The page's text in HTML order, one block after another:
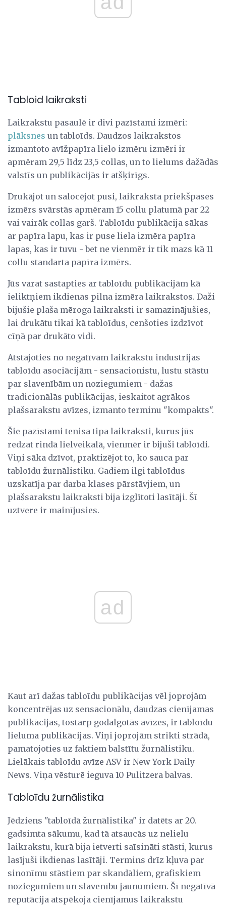
Tabloid laikraksti
Laikrakstu pasaulē ir divi pazīstami izmēri:
plāksnes un tabloīds. Daudzos laikrakstos
izmantoto avīžpapīra lielo izmēru izmēri ir
apmēram 29,5 līdz 23,5 collas, un to lielums dažādās
valstīs un publikācijās ir atšķirīgs.
Drukājot un salocējot pusi, laikraksta priekšpases
izmērs svārstās apmēram 15 collu platumā par 22
vai vairāk collas garš. Tabloīdu publikācija sākas
ar papīra lapu, kas ir puse liela izmēra papīra
lapas, kas ir tuvu - bet ne vienmēr ir tik mazs kā 11
collu standarta papīra izmērs.
Jūs varat sastapties ar tabloīdu publikācijām kā
ieliktņiem ikdienas pilna izmēra laikrakstos. Daži
bijušie plaša mēroga laikraksti ir samazinājušies,
lai drukātu tikai kā tabloīdus, cenšoties izdzīvot
cīņā par drukāto vidi.
Atstājoties no negatīvām laikrakstu industrijas
tabloīdu asociācijām - sensacionistu, lustu stāstu
par slavenībām un noziegumiem - dažas
tradicionālās publikācijas, ieskaitot agrākos
plašsarakstu avīzes, izmanto terminu "kompakts".
Šie pazīstami tenisa tipa laikraksti, kurus jūs
redzat rindā lielveikalā, vienmēr ir bijuši tabloīdi.
Viņi sāka dzīvot, praktizējot to, ko sauca par
tabloīdu žurnālistiku. Gadiem ilgi tabloīdus
uzskatīja par darba klases pārstāvjiem, un
plašsarakstu laikraksti bija izglītoti lasītāji. Šī
uztvere ir mainījusies.
ad
Kaut arī dažas tabloīdu publikācijas vēl joprojām
koncentrējas uz sensacionālu, daudzas cienījamas
publikācijas, tostarp godalgotās avīzes, ir tabloīdu
lieluma publikācijas. Viņi joprojām strikti strādā,
pamatojoties uz faktiem balstītu žurnālistiku.
Lielākais tabloīdu avīze ASV ir New York Daily
News. Viņa vēsturē ieguva 10 Pulitzera balvas.
Tabloīdu žurnālistika
Jēdziens "tabloīdā žurnālistika" ir datēts ar 20.
gadsimta sākumu, kad tā atsaucās uz nelielu
laikrakstu, kurā bija ietverti saīsināti stāsti, kurus
lasījuši ikdienas lasītāji. Termins drīz kļuva par
sinonīmu stāstiem par skandāliem, grafiskiem
noziegumiem un slavenību jaunumiem. Šī negatīvā
reputācija atspēkoja cienījamus laikrakstu